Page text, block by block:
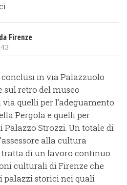
Firenze
in via Palazzuolo
sul retro del museo
quelli per l’adeguamento
Pergola e quelli per
Palazzo Strozzi. Un totale di
alla cultura
tratta di un lavoro continuo
culturali di Firenze che
palazzi storici nei quali